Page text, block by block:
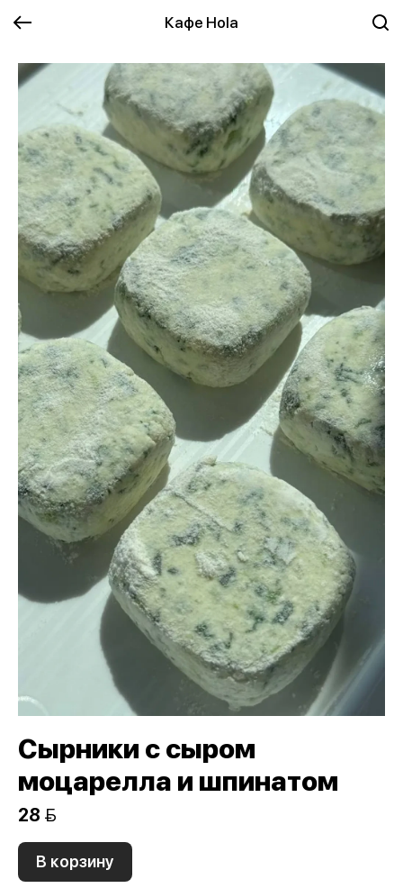
Кафе Hola
Сырники с сыром
моцарелла и шпинатом
28 
В корзину